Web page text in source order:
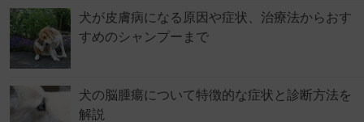
犬が皮膚病になる原因や症状、治療法からおす
すめのシャンプーまで
犬の脳腫瘍について特徴的な症状と診断方法を
解説